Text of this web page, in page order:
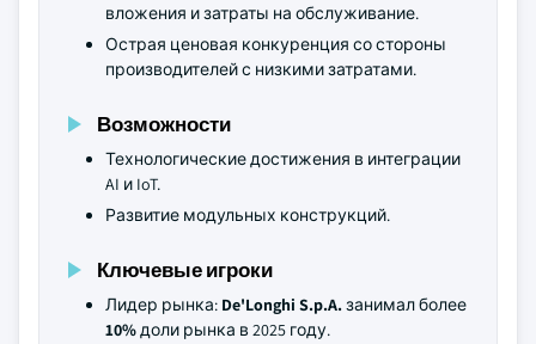
вложения и затраты на обслуживание.
Острая ценовая конкуренция со стороны
производителей с низкими затратами.
Возможности
Технологические достижения в интеграции
AI и IoT.
Развитие модульных конструкций.
Ключевые игроки
Лидер рынка: De'Longhi S.p.A.занимал более
10%доли рынка в 2025 году.